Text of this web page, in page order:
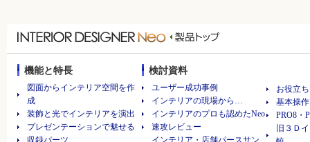
機能と特長
図面からインテリア空間を作
成
装飾と光でインテリアを演出
プレゼンテーションで魅せる
収録パーツ
検討資料
ユーザー成功事例
インテリアの現場から…
インテリアのプロも認めたNeo
速攻レビュー
インテリア・店舗パースサン
お役立
基本操
PRO8・
旧３Ｄ